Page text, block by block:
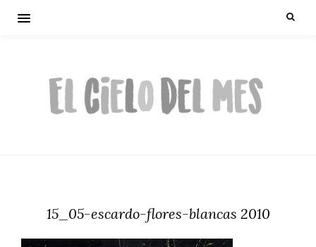
15_05-escardo-flores-blancas 2010